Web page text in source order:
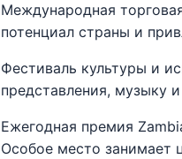
Международная
потенциал страны и
Фестиваль культуры и
представления, музыку
Ежегодная премия
Особое место занимает